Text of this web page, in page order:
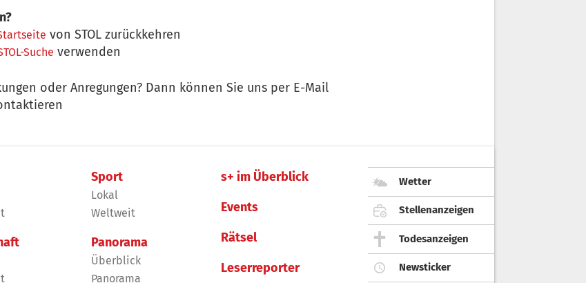
von STOL zurückkehren
Suche verwenden
oder Anregungen? Dann können Sie uns per E-Mail
Sport
Lokal
Weltweit
Panorama
Überblick
Panorama
s+ im Überblick
Events
Rätsel
Leserreporter
Wetter
Stellenanzeigen
Todesanzeigen
Newsticker